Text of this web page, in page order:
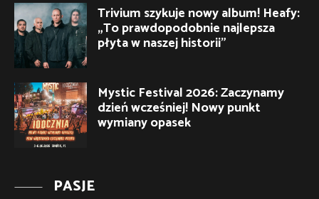
Trivium szykuje nowy album! Heafy:
„To prawdopodobnie najlepsza
płyta w naszej historii”
Mystic Festival 2026: Zaczynamy
dzień wcześniej! Nowy punkt
wymiany opasek
PASJE